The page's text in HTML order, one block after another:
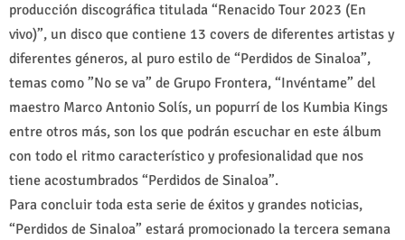
producción discográfica titulada “Renacido Tour 2023 (En
vivo)”, un disco que contiene 13 covers de diferentes artistas y
diferentes géneros, al puro estilo de “Perdidos de Sinaloa”,
temas como ”No se va” de Grupo Frontera, “Invéntame” del
maestro Marco Antonio Solís, un popurrí de los Kumbia Kings
entre otros más, son los que podrán escuchar en este álbum
con todo el ritmo característico y profesionalidad que nos
tiene acostumbrados “Perdidos de Sinaloa”.
Para concluir toda esta serie de éxitos y grandes noticias,
“Perdidos de Sinaloa” estará promocionado la tercera semana